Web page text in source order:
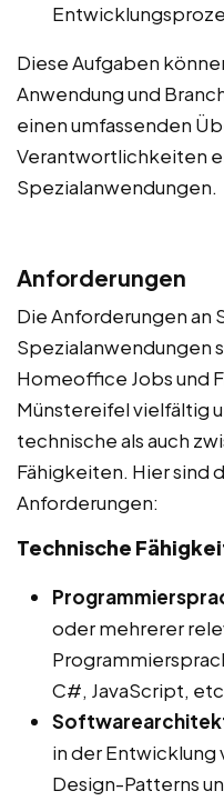
Diese Aufgaben
Anwendung und
einen umfassenden
Verantwortlichkeiten
Spezialanwendungen.
Anforderungen
Die Anforderungen
Spezialanwendungen
Homeoffice Jobs und
Münstereifel vielfältig
technische als auch
Fähigkeiten. Hier sind
Anforderungen:
Technische
oder mehrerer
C#, JavaScript,
in der
Design-Patterns